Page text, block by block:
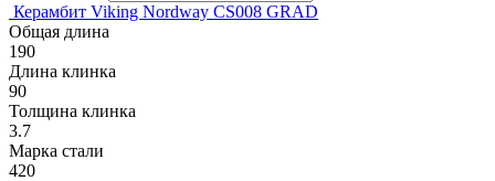
Керамбит Viking Nordway CS008 GRAD
Общая длина
190
Длина клинка
90
Толщина клинка
3.7
Марка стали
420